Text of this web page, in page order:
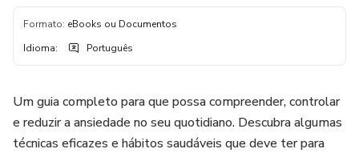
Formato: eBooks ou Documentos
Idioma: Português
Um guia completo para que possa compreender, controlar
e reduzir a ansiedade no seu quotidiano. Descubra algumas
técnicas eficazes e hábitos saudáveis que deve ter para